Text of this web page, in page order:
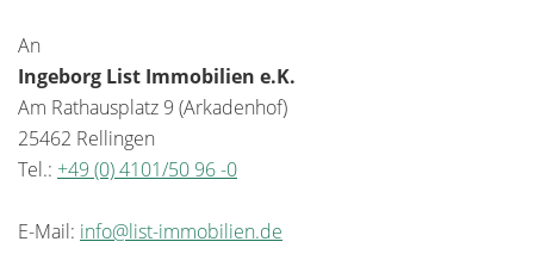
An
Ingeborg List Immobilien e.K.
Am Rathausplatz 9 (Arkadenhof)
25462 Rellingen
Tel.: +49 (0) 4101/50 96 -0
E-Mail: info@list-immobilien.de